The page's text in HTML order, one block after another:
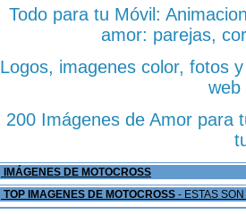
Todo para tu Móvil:
amor: parejas,
Logos, imagenes color, fotos
web
200 Imágenes de Amor para
IMÁGENES DE MOTOCROSS
TOP IMAGENES DE MOTOCROSS - ESTAS